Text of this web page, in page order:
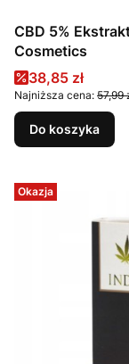
CBD 5%
Cosmetics
Cena
38,85 zł
Najniższa cena: 57,99
Do koszyka
Okazja